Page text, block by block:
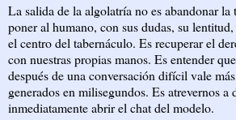
La salida de la algolatría no es abandonar la
poner al humano, con sus dudas, su
el centro del tabernáculo. Es recuperar el
con nuestras propias manos. Es entender
después de una conversación difícil vale
generados en milisegundos. Es atrevernos a
inmediatamente abrir el chat del modelo.